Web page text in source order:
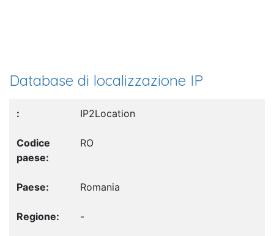
Database di localizzazione IP
IP2Location
RO
Romania
-